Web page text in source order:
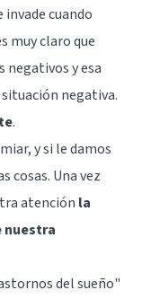
cuando
muy claro que
negativos y esa
negativa.
.
, y si le damos
cosas. Una vez
atención la
nuestra
del sueño"